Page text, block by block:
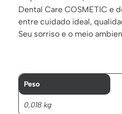
Dental Care COSMETIC e
entre cuidado ideal,
Seu sorriso e o meio
Peso
0,018 kg